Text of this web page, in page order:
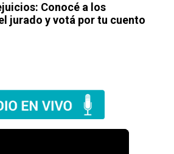
: Conocé a los
jurado y votá por tu cuento